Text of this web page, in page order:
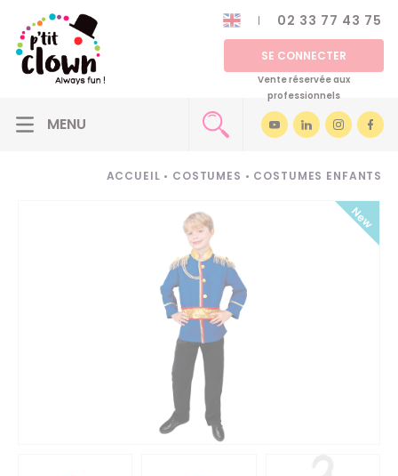
02 33 77 43 75
SE CONNECTER
Vente réservée aux
professionnels
ACCUEIL • COSTUMES • COSTUMES ENFANTS